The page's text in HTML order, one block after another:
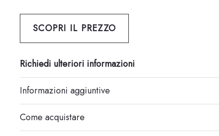
SCOPRI IL PREZZO
Richiedi ulteriori informazioni
Informazioni aggiuntive
Come acquistare